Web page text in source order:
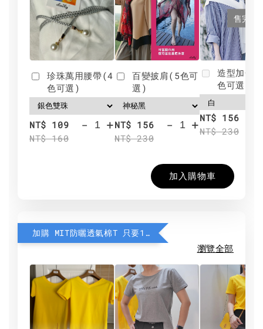
珍珠萬用腰帶(4
色可選)
NT$ 109
NT$ 160
- +
百變披肩(5色可
選)
NT$ 156
NT$ 230
- +
售完
造型加分
色可選)
NT$ 156
NT$ 230
加入購物車
加購 MIT防曬透氣棉T 只要190元
瀏覽全部